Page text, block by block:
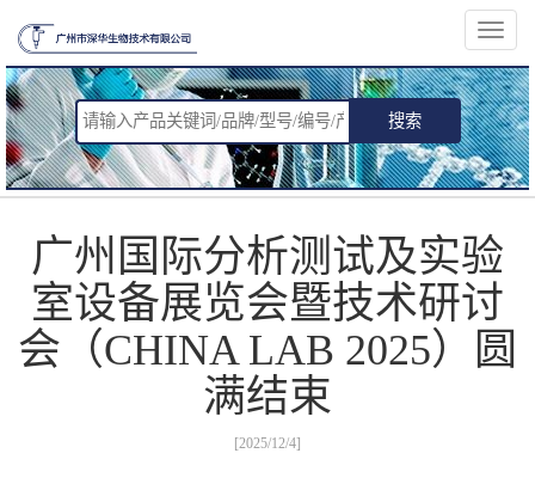
切
换
导
航
搜索
广州国际分析测试及实验
室设备展览会暨技术研讨
会（CHINA LAB 2025）圆
满结束
[2025/12/4]